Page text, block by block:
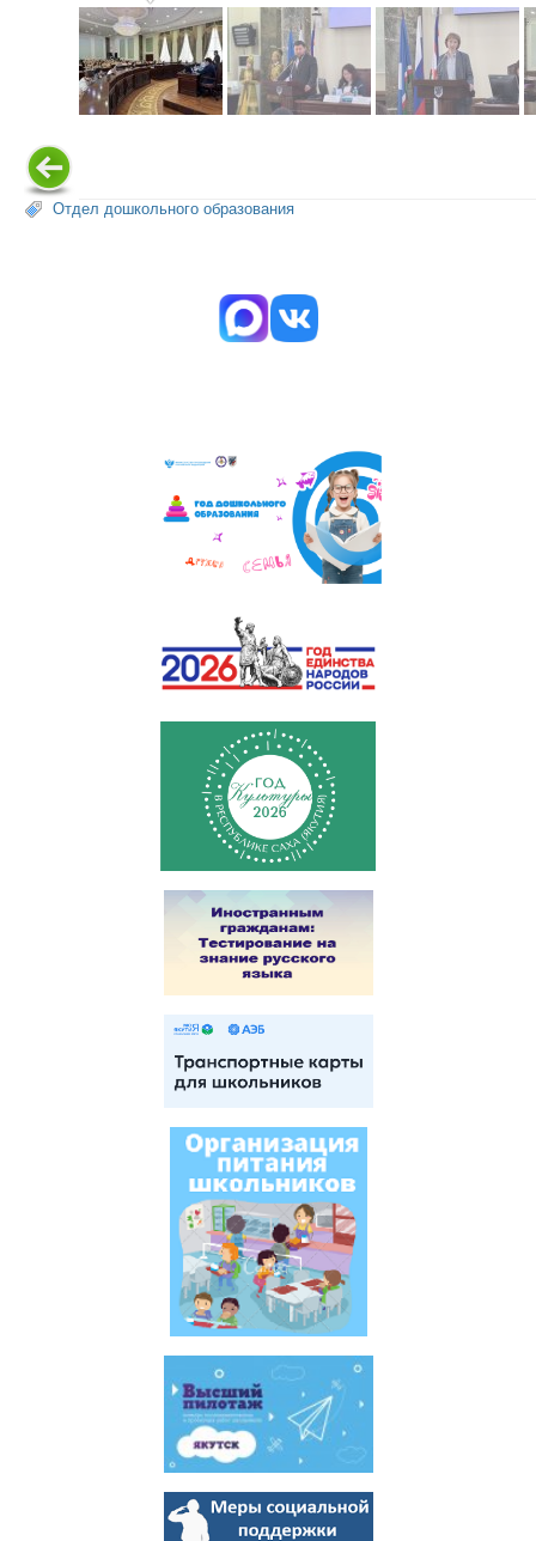
Отдел дошкольного образования